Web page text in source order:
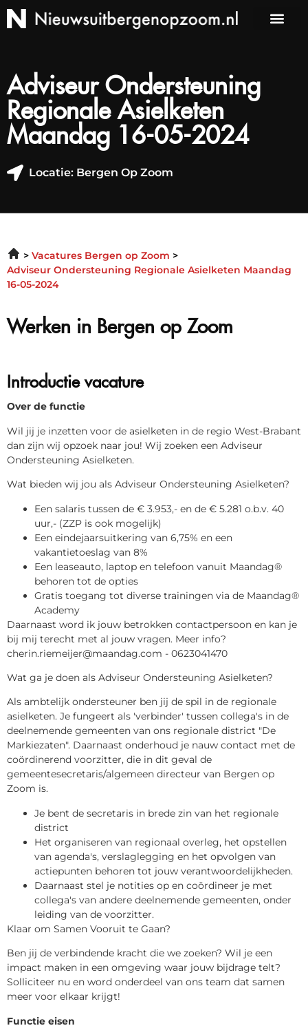
Adviseur Ondersteuning
Regionale Asielketen
Maandag 16-05-2024
Locatie: Bergen Op Zoom
Vacatures Bergen op Zoom
Adviseur Ondersteuning Regionale Asielketen Maandag
16-05-2024
Werken in Bergen op Zoom
Introductie vacature
Over de functie
Wil jij je inzetten voor de asielketen in de regio West-Brabant
dan zijn wij opzoek naar jou! Wij zoeken een Adviseur
Ondersteuning Asielketen.
Wat bieden wij jou als Adviseur Ondersteuning Asielketen?
Een salaris tussen de € 3.953,- en de € 5.281 o.b.v. 40
uur,- (ZZP is ook mogelijk)
Een eindejaarsuitkering van 6,75% en een
vakantietoeslag van 8%
Een leaseauto, laptop en telefoon vanuit Maandag®
behoren tot de opties
Gratis toegang tot diverse trainingen via de Maandag®
Academy
Daarnaast word ik jouw betrokken contactpersoon en kan je
bij mij terecht met al jouw vragen. Meer info?
cherin.riemeijer@maandag.com - 0623041470
Wat ga je doen als Adviseur Ondersteuning Asielketen?
Als ambtelijk ondersteuner ben jij de spil in de regionale
asielketen. Je fungeert als 'verbinder' tussen collega's in de
deelnemende gemeenten van ons regionale district "De
Markiezaten". Daarnaast onderhoud je nauw contact met de
coördinerend voorzitter, die in dit geval de
gemeentesecretaris/algemeen directeur van Bergen op
Zoom is.
Je bent de secretaris in brede zin van het regionale
district
Het organiseren van regionaal overleg, het opstellen
van agenda's, verslaglegging en het opvolgen van
actiepunten behoren tot jouw verantwoordelijkheden.
Daarnaast stel je notities op en coördineer je met
collega's van andere deelnemende gemeenten, onder
leiding van de voorzitter.
Klaar om Samen Vooruit te Gaan?
Ben jij de verbindende kracht die we zoeken? Wil je een
impact maken in een omgeving waar jouw bijdrage telt?
Solliciteer nu en word onderdeel van ons team dat samen
meer voor elkaar krijgt!
Functie eisen